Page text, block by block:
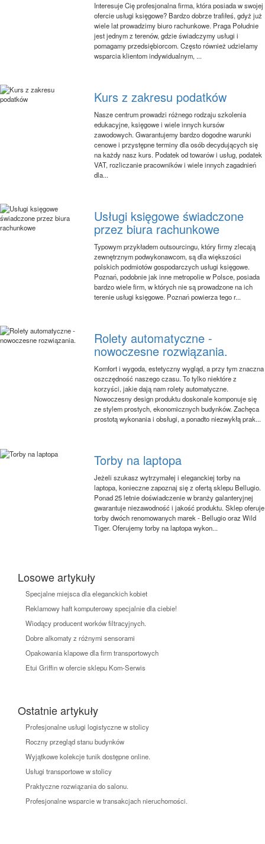
Interesuje Cię profesjonalna firma, która posiada w swojej
ofercie usługi księgowe? Bardzo dobrze trafiłeś, gdyż już
wiele lat prowadzimy biuro rachunkowe. Praga Południe
jest jednym z terenów, gdzie świadczymy usługi i
pomagamy przedsiębiorcom. Często również udzielamy
wsparcia klientom indywidualnym, ...
Kurs z zakresu podatków
Nasze centrum prowadzi różnego rodzaju szkolenia
edukacyjne, księgowe i wiele innych kursów
zawodowych. Gwarantujemy bardzo dogodne warunki
cenowe i przystępne terminy dla osób decydujących się
na każdy nasz kurs. Podatek od towarów i usług, podatek
VAT, rozliczanie pracowników i wiele innych zagadnień
dla...
Usługi księgowe świadczone
przez biura rachunkowe
Typowym przykładem outsourcingu, który firmy zlecają
zewnętrznym podwykonawcom, są dla większości
polskich podmiotów gospodarczych usługi księgowe.
Poznań, podobnie jak inne metropolie w Polsce, posiada
bardzo wiele firm, w których nie są prowadzone na ich
terenie usługi księgowe. Poznań powierza tego r...
Rolety automatyczne -
nowoczesne rozwiązania.
Komfort i wygoda, estetyczny wygląd, a przy tym znaczna
oszczędność naszego czasu. To tylko niektóre z
korzyści, jakie dają nam rolety automatyczne.
Nowoczesny design produktu doskonale komponuje się
ze stylem prostych, ekonomicznych budynków. Zachęca
prostotą wykonania i obsługi, a ponadto niezwykłą prak...
Torby na laptopa
Jeżeli szukasz wytrzymałej i eleganckiej torby na
laptopa, konieczne zapoznaj się z ofertą sklepu Bellugio.
Ponad 25 letnie doświadczenie w branży galanteryjnej
gwarantuje niezawodność i jakość produktu. Sklep oferuje
torby dwóch renomowanych marek - Bellugio oraz Wild
Tiger. Oferujemy torby na laptopa wykon...
Losowe artykuły
Specjalne miejsca dla eleganckich kobiet
Reklamowy haft komputerowy specjalnie dla ciebie!
Wiodący producent worków filtracyjnych.
Dobre alkomaty z różnymi sensorami
Opakowania klapowe dla firm transportowych
Etui Griffin w ofercie sklepu Kom-Serwis
Ostatnie artykuły
Profesjonalne usługi logistyczne w stolicy
Roczny przegląd stanu budynków
Wyjątkowe kolekcje tunik dostępne online.
Usługi transportowe w stolicy
Praktyczne rozwiązania do salonu.
Profesjonalne wsparcie w transakcjach nieruchomości.